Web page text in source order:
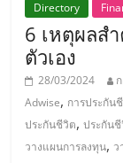
รวม
แฟ
Directory
6 เหตุผลส
ตัวเอง
28/03/2024
Adwise, การประกัน
ประกันชีวิต,ประกันชี
วางแผนการลงทุน, ว